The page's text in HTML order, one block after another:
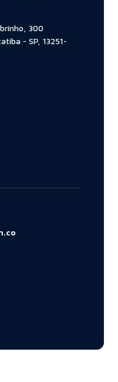
300
- SP, 13251-